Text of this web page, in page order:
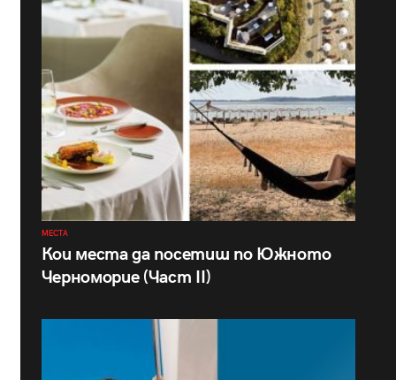
МЕСТА
Кои места да посетиш по Южното
Черноморие (Част II)